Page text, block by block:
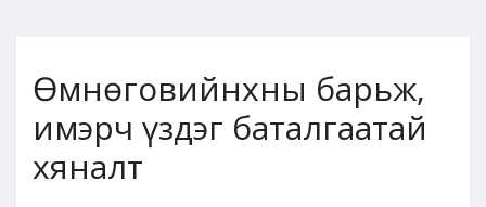
Өмнөговийнхны барьж,
имэрч үздэг баталгаатай
хяналт